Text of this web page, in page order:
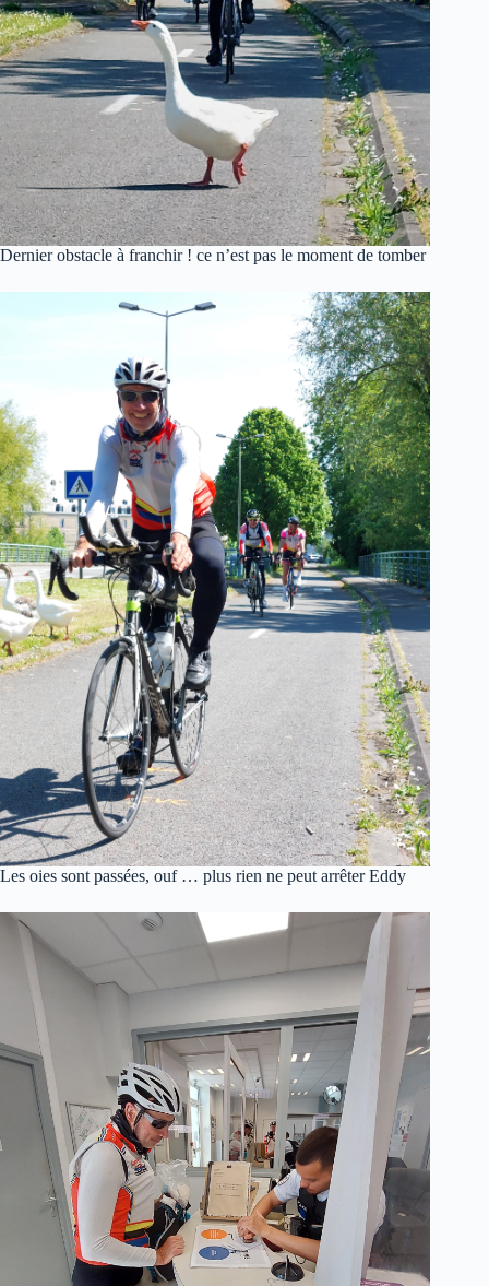
Dernier obstacle à franchir ! ce n’est pas le moment de tomber
Les oies sont passées, ouf … plus rien ne peut arrêter Eddy